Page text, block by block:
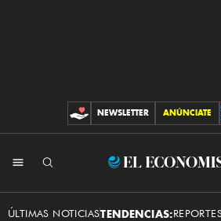
CONTRIBUCIONES
NEWSLETTER ANÚNCIATE
El
ÚLTIMAS NOTICIASTENDENCIAS: